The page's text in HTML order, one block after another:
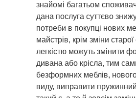
знайомі багатьом
дана послуга суттєво
потреби в покупці нових
майстрів, крім зміни
легкістю можуть змінити
дивана або крісла, тим
безформних меблів,
виду, виправити